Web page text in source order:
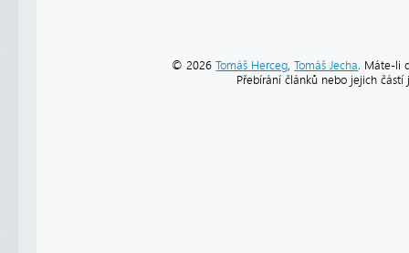
© 2026Tomáš Herceg,Tomáš Jecha. Máte-li
Přebírání článků nebo jejich